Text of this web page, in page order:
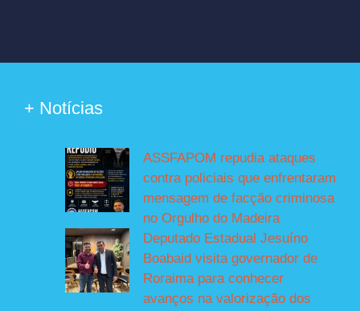
+ Notícias
ASSFAPOM repudia ataques
contra policiais que enfrentaram
mensagem de facção criminosa
no Orgulho do Madeira
Deputado Estadual Jesuíno
Boabaid visita governador de
Roraima para conhecer
avanços na valorização dos